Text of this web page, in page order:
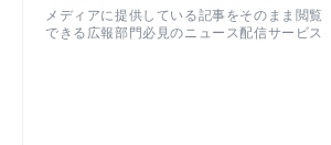
メディアに提供している記事をそのまま閲覧
できる広報部門必見のニュース配信サービス